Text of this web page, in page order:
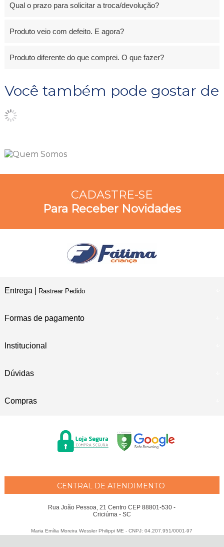
Qual o prazo para solicitar a troca/devolução?
Produto veio com defeito. E agora?
Produto diferente do que comprei. O que fazer?
Você também pode gostar de
CADASTRE-SE
Para Receber Novidades
Entrega | Rastrear Pedido
Formas de pagamento
Institucional
Dúvidas
Compras
CENTRAL DE ATENDIMENTO
Rua João Pessoa, 21 Centro CEP 88801-530 -
Criciúma - SC
Maria Emília Moreira Wessler Philippi ME - CNPJ: 04.207.951/0001-97